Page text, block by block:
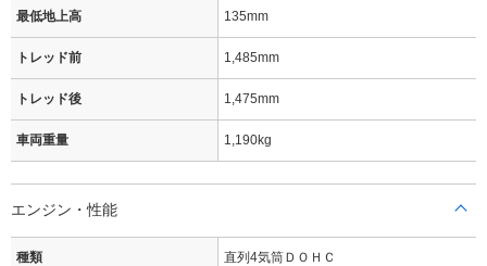
最低地上高 135mm
トレッド前 1,485mm
トレッド後 1,475mm
車両重量 1,190kg
エンジン・性能
種類 直列4気筒ＤＯＨＣ